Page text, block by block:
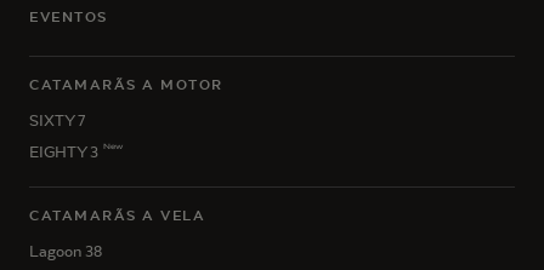
EVENTOS
CATAMARÃS A MOTOR
SIXTY 7
EIGHTY 3 New
CATAMARÃS A VELA
Lagoon 38